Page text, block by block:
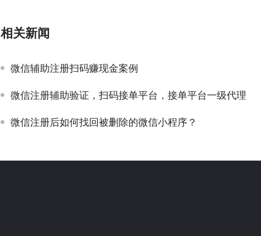
相关新闻
微信辅助注册扫码赚现金案例
微信注册辅助验证，扫码接单平台，接单平台一级代理
微信注册后如何找回被删除的微信小程序？